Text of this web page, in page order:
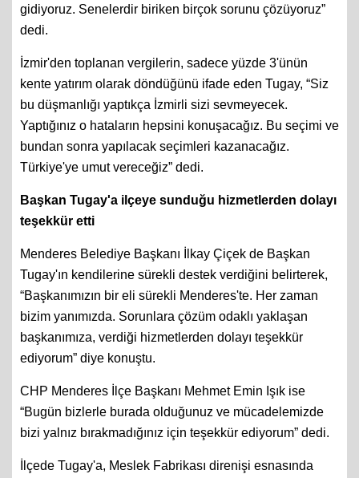
Bir şeyleri oturup izlemiyoruz. Her şeyin üzerine
gidiyoruz. Senelerdir biriken birçok sorunu çözüyoruz”
İzmir'den toplanan vergilerin, sadece yüzde 3'ünün
kente yatırım olarak döndüğünü ifade eden Tugay, “Siz
bu düşmanlığı yaptıkça İzmirli sizi sevmeyecek.
Yaptığınız o hataların hepsini konuşacağız. Bu seçimi ve
bundan sonra yapılacak seçimleri kazanacağız.
Başkan Tugay'a ilçeye sunduğu hizmetlerden dolayı
Menderes Belediye Başkanı İlkay Çiçek de Başkan
Tugay'ın kendilerine sürekli destek verdiğini belirterek,
“Başkanımızın bir eli sürekli Menderes'te. Her zaman
bizim yanımızda. Sorunlara çözüm odaklı yaklaşan
başkanımıza, verdiği hizmetlerden dolayı teşekkür
CHP Menderes İlçe Başkanı Mehmet Emin Işık ise
“Bugün bizlerle burada olduğunuz ve mücadelemizde